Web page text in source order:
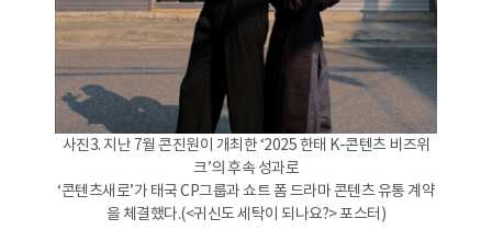
사진3. 지난 7월 콘진원이 개최한 ‘2025 한태 K-콘텐츠 비즈위
크’의 후속 성과로
‘콘텐츠새로’가 태국 CP그룹과 쇼트 폼 드라마 콘텐츠 유통 계약
을 체결했다.(<귀신도 세탁이 되나요?> 포스터)